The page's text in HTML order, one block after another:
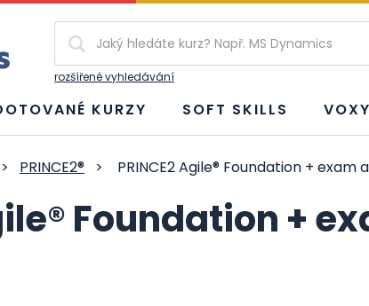
rozšířené vyhledávání
KURZY SOFT SKILLS VOXY
> PRINCE2® > PRINCE2 Agile® Foundation + exam
Foundation +